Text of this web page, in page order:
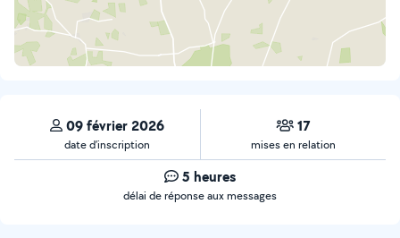
09 février 2026
date d’inscription
17
mises en relation
5 heures
délai de réponse aux messages